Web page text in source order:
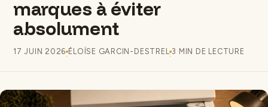
Bricolage
Déco
marques à éviter
absolument
17 JUIN 2026·ÉLOÏSE GARCIN-DESTREL·3 MIN DE LECTURE